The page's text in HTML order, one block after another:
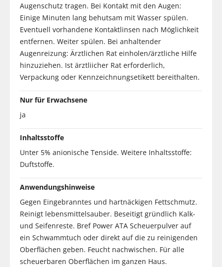
Augenschutz tragen. Bei Kontakt mit den Augen:
Einige Minuten lang behutsam mit Wasser spülen.
Eventuell vorhandene Kontaktlinsen nach Möglichkeit
entfernen. Weiter spülen. Bei anhaltender
Augenreizung: Ärztlichen Rat einholen/ärztliche Hilfe
hinzuziehen. Ist ärztliicher Rat erforderlich,
Verpackung oder Kennzeichnungsetikett bereithalten.
Nur für Erwachsene
ja
Inhaltsstoffe
Unter 5% anionische Tenside. Weitere Inhaltsstoffe:
Duftstoffe.
Anwendungshinweise
Gegen Eingebranntes und hartnäckigen Fettschmutz.
Reinigt lebensmittelsauber. Beseitigt gründlich Kalk-
und Seifenreste. Bref Power ATA Scheuerpulver auf
ein Schwammtuch oder direkt auf die zu reinigenden
Oberflächen geben. Feucht nachwischen. Für alle
scheuerbaren Oberflächen im ganzen Haus.